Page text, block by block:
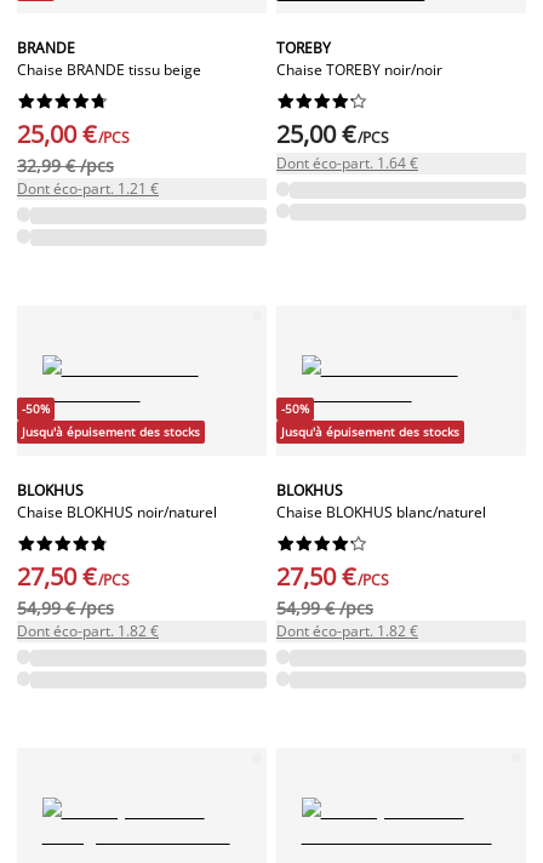
BRANDE
Chaise BRANDE tissu beige






25,00 €/PCS
32,99 € /pcs
Dont éco-part. 1.21 €
TOREBY
Chaise TOREBY noir/noir






25,00 €/PCS
Dont éco-part. 1.64 €
-50%
Jusqu'à épuisement des stocks
BLOKHUS
Chaise BLOKHUS noir/naturel






27,50 €/PCS
54,99 € /pcs
Dont éco-part. 1.82 €
-50%
Jusqu'à épuisement des stocks
BLOKHUS
Chaise BLOKHUS blanc/naturel






27,50 €/PCS
54,99 € /pcs
Dont éco-part. 1.82 €